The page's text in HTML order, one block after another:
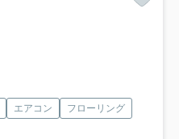
エアコン
フローリング